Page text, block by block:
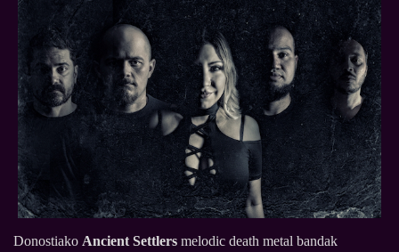
Donostiako Ancient Settlers melodic death metal bandak